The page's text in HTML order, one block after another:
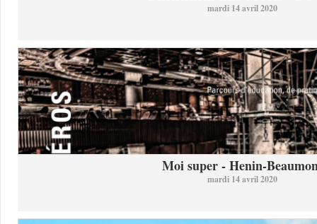
mardi 14 avril 2020
Moi super - Henin-
mardi 14 avril 2020